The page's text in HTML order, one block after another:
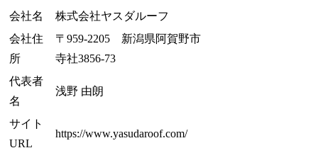
会社名
株式会社ヤスダルーフ
会社住
所
〒959-2205 新潟県阿賀野市
寺社3856-73
代表者
名
浅野 由朗
サイト
URL
https://www.yasudaroof.com/